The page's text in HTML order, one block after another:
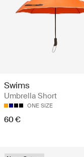
Swims
Umbrella Short
ONE SIZE
60 €